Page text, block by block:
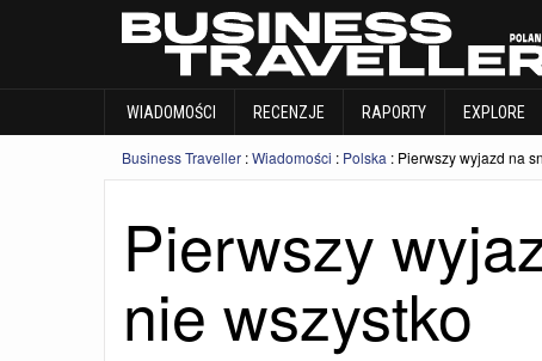
WIADOMOŚCI RECENZJE RAPORTY EXPLORE
WIADOMOŚCI RECENZJE
Business Traveller :Wiadomości : Polska : Pierwszy wyjazd na
Pierwszy
nie wszystko